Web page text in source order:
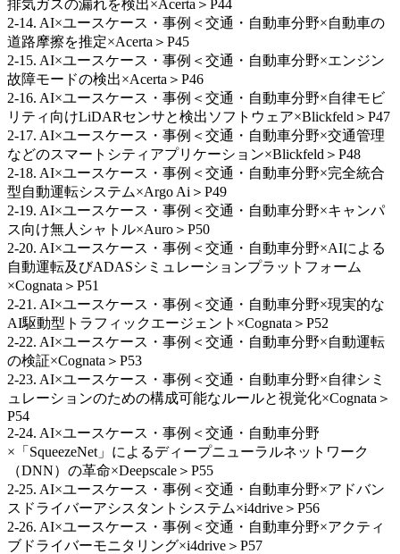
排気ガスの漏れを検出×Acerta＞P44
2-14. AI×ユースケース・事例＜交通・自動車分野×自動車の
道路摩擦を推定×Acerta＞P45
2-15. AI×ユースケース・事例＜交通・自動車分野×エンジン
故障モードの検出×Acerta＞P46
2-16. AI×ユースケース・事例＜交通・自動車分野×自律モビ
リティ向けLiDARセンサと検出ソフトウェア×Blickfeld＞P47
2-17. AI×ユースケース・事例＜交通・自動車分野×交通管理
などのスマートシティアプリケーション×Blickfeld＞P48
2-18. AI×ユースケース・事例＜交通・自動車分野×完全統合
型自動運転システム×Argo Ai＞P49
2-19. AI×ユースケース・事例＜交通・自動車分野×キャンパ
ス向け無人シャトル×Auro＞P50
2-20. AI×ユースケース・事例＜交通・自動車分野×AIによる
自動運転及びADASシミュレーションプラットフォーム
×Cognata＞P51
2-21. AI×ユースケース・事例＜交通・自動車分野×現実的な
AI駆動型トラフィックエージェント×Cognata＞P52
2-22. AI×ユースケース・事例＜交通・自動車分野×自動運転
の検証×Cognata＞P53
2-23. AI×ユースケース・事例＜交通・自動車分野×自律シミ
ュレーションのための構成可能なルールと視覚化×Cognata＞
P54
2-24. AI×ユースケース・事例＜交通・自動車分野
×「SqueezeNet」によるディープニューラルネットワーク
（DNN）の革命×Deepscale＞P55
2-25. AI×ユースケース・事例＜交通・自動車分野×アドバン
スドライバーアシスタントシステム×i4drive＞P56
2-26. AI×ユースケース・事例＜交通・自動車分野×アクティ
ブドライバーモニタリング×i4drive＞P57